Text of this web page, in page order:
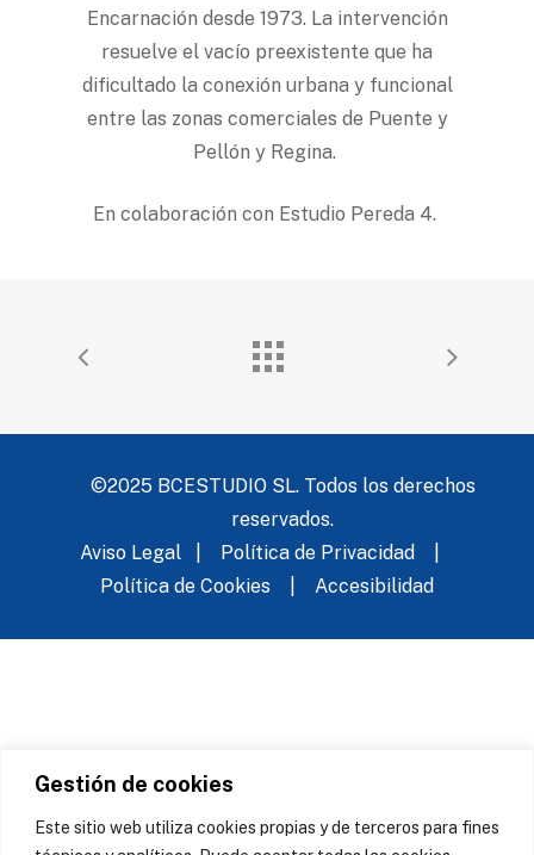
Gestión de cookies
Este sitio web utiliza cookies propias y de terceros para fines
Encarnación desde 1973. La intervención
resuelve el vacío preexistente que ha
dificultado la conexión urbana y funcional
entre las zonas comerciales de Puente y
Pellón y Regina.
En colaboración con Estudio Pereda 4.
©2025 BCESTUDIO SL. Todos los derechos
reservados.
Aviso Legal
Política de Privacidad
Política de Cookies
Accesibilidad